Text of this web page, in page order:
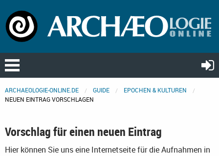
ARCHAEOLOGIE-ONLINE.DE GUIDE
EPOCHEN & KULTUREN
NEUEN EINTRAG VORSCHLAGEN
Vorschlag für einen neuen Eintrag
Hier können Sie uns eine Internetseite für die Aufnahmen in